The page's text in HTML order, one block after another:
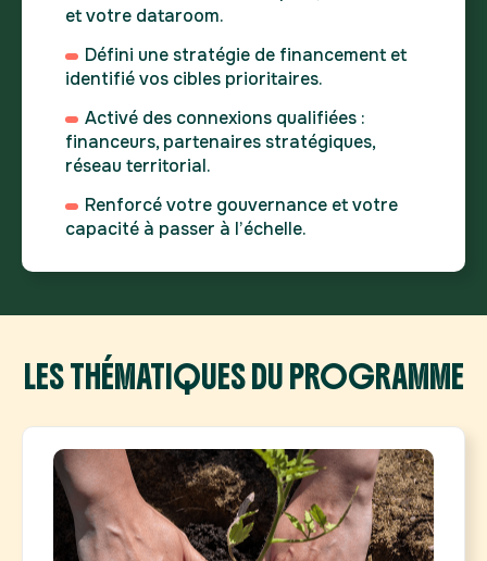
et votre dataroom.
Défini une stratégie de financement et
identifié vos cibles prioritaires.
Activé des connexions qualifiées :
financeurs, partenaires stratégiques,
réseau territorial.
Renforcé votre gouvernance et votre
capacité à passer à l’échelle.
LES THÉMATIQUES DU PROGRAMME